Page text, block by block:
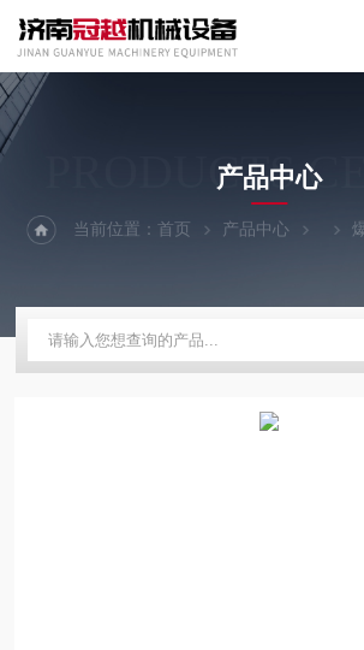
PRODUCTS
产品中心
当前位置：首页 产品中心